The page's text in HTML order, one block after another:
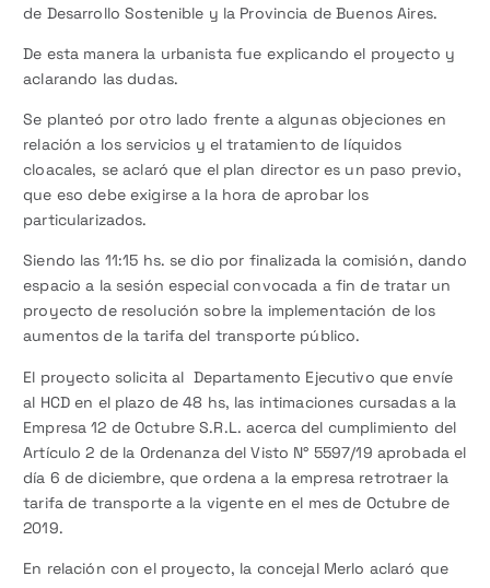
de Desarrollo Sostenible y la Provincia de Buenos Aires.
De esta manera la urbanista fue explicando el proyecto y
aclarando las dudas.
Se planteó por otro lado frente a algunas objeciones en
relación a los servicios y el tratamiento de líquidos
cloacales, se aclaró que el plan director es un paso previo,
que eso debe exigirse a la hora de aprobar los
particularizados.
Siendo las 11:15 hs. se dio por finalizada la comisión, dando
espacio a la sesión especial convocada a fin de tratar un
proyecto de resolución sobre la implementación de los
aumentos de la tarifa del transporte público.
El proyecto solicita al Departamento Ejecutivo que envíe
al HCD en el plazo de 48 hs, las intimaciones cursadas a la
Empresa 12 de Octubre S.R.L. acerca del cumplimiento del
Artículo 2 de la Ordenanza del Visto N° 5597/19 aprobada el
día 6 de diciembre, que ordena a la empresa retrotraer la
tarifa de transporte a la vigente en el mes de Octubre de
2019.
En relación con el proyecto, la concejal Merlo aclaró que